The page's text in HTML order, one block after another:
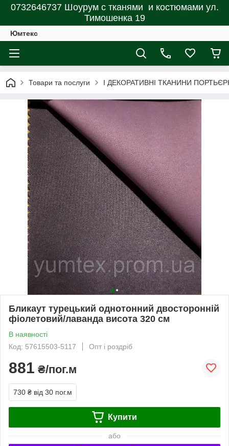
0732646737 Шоурум с тканями и костюмами ул.
Тимошенка 19
Юмтекс
Товари та послуги І ДЕКОРАТИВНІ ТКАНИНИ
Бликаут турецький однотонний двосторонній
фіолетовий/лаванда висота 320 см
В наявності
Код: 57615503-5117
Опт і роздріб
881 ₴/пог.м
730 ₴ від 30 пог.м
Купити
або